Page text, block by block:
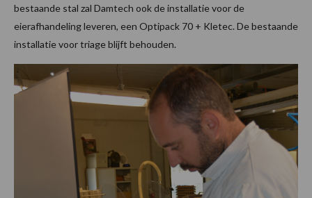
bestaande stal zal Damtech ook de installatie voor de
eierafhandeling leveren, een Optipack 70 + Kletec. De bestaande
installatie voor triage blijft behouden.